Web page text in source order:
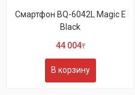
Magic E
Смартфон